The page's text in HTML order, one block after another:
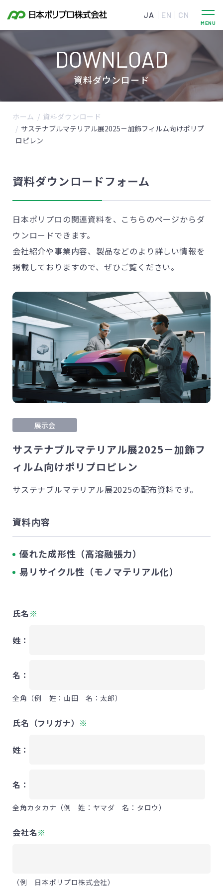
JA EN CN
DOWNLOAD
資料ダウンロード
ホーム
資料ダウンロード
サステナブルマテリアル展2025－加飾フィルム向けポリプ
ロピレン
資料ダウンロードフォーム
日本ポリプロの関連資料を、こちらのページからダ
ウンロードできます。
会社紹介や事業内容、製品などのより詳しい情報を
掲載しておりますので、ぜひご覧ください。
展示会
サステナブルマテリアル展2025－加飾フ
ィルム向けポリプロピレン
サステナブルマテリアル展2025の配布資料です。
資料内容
優れた成形性（高溶融張力）
易リサイクル性（モノマテリアル化）
氏名 ※
姓：
名：
全角（例 姓：山田 名：太郎）
氏名（フリガナ） ※
姓：
名：
全角カタカナ（例 姓：ヤマダ 名：タロウ）
会社名※
（例 日本ポリプロ株式会社）